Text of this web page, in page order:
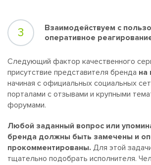
3
Взаимодействуем с
оперативное
Следующий фактор качественного
присутствие представителя бренда на
начиная с официальных социальных
порталами с отзывами и крупными
форумами.
Любой заданный вопрос или
бренда должны быть замечены и
прокомментированы. Для этой
тщательно подобрать исполнителя.